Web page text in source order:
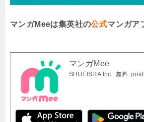
マンガMeeは集英社の公式マンガア
マンガMee
SHUEISHA Inc. 無料